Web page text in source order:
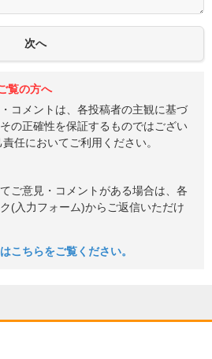
覧の方へ
コメントは、各投稿者の主観に基づ
の正確性を保証するものではござい
任においてご利用ください。
ご意見・コメントがある場合は、各
(入力フォーム)からご返信いただけ
こちらをご覧ください。